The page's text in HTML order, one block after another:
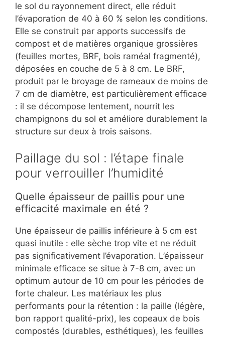
le sol du rayonnement direct, elle réduit
l’évaporation de 40 à 60 % selon les conditions.
Elle se construit par apports successifs de
compost et de matières organique grossières
(feuilles mortes, BRF, bois raméal fragmenté),
déposées en couche de 5 à 8 cm. Le BRF,
produit par le broyage de rameaux de moins de
7 cm de diamètre, est particulièrement efficace
: il se décompose lentement, nourrit les
champignons du sol et améliore durablement la
structure sur deux à trois saisons.
Paillage du sol : l’étape finale
pour verrouiller l’humidité
Quelle épaisseur de paillis pour une
efficacité maximale en été ?
Une épaisseur de paillis inférieure à 5 cm est
quasi inutile : elle sèche trop vite et ne réduit
pas significativement l’évaporation. L’épaisseur
minimale efficace se situe à 7-8 cm, avec un
optimum autour de 10 cm pour les périodes de
forte chaleur. Les matériaux les plus
performants pour la rétention : la paille (légère,
bon rapport qualité-prix), les copeaux de bois
compostés (durables, esthétiques), les feuilles